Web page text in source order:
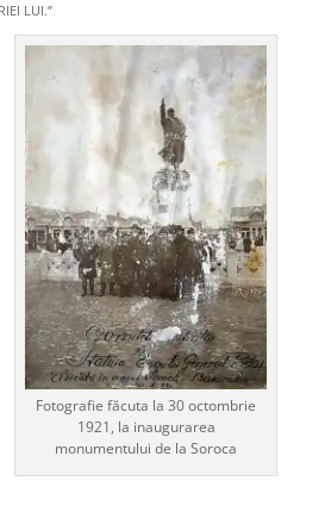
LUI.”
Fotografie făcuta la 30 octombrie
1921, la inaugurarea
monumentului de la Soroca